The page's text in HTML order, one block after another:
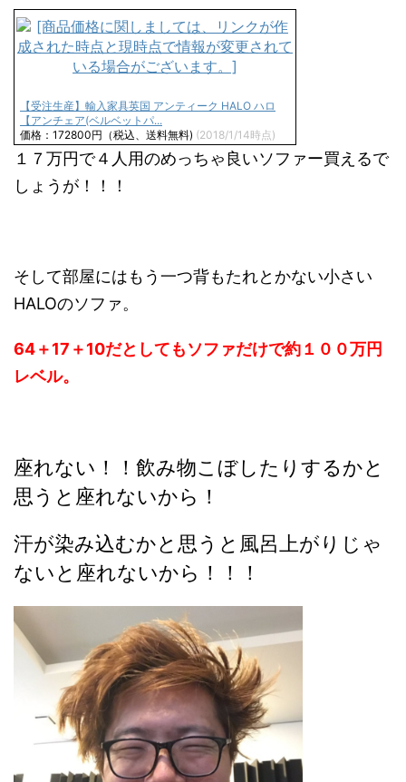
【受注生産】輸入家具英国 アンティーク HALO ハロ
【アンチェア(ベルベットパ...
価格：172800円（税込、送料無料) (2018/1/14時点)
１７万円で４人用のめっちゃ良いソファー買えるで
しょうが！！！
そして部屋にはもう一つ背もたれとかない小さい
HALOのソファ。
64＋17＋10だとしてもソファだけで約１００万円
レベル。
座れない！！飲み物こぼしたりするかと
思うと座れないから！
汗が染み込むかと思うと風呂上がりじゃ
ないと座れないから！！！